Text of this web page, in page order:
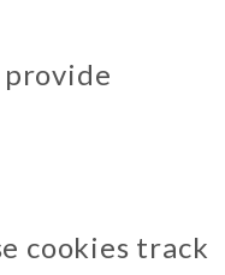
cookies track